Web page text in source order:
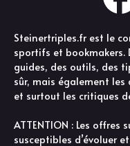
Steinertriples.fr est le
sportifs et bookmakers.
guides, des outils, des
sûr, mais également
et surtout les critiques
ATTENTION : Les offres
susceptibles d’évoluer